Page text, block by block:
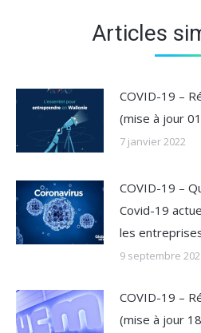
Articles
COVID-19 –
(mise à jour
7 janvier 2022
COVID-19 –
Covid-19
les
9 septembre
COVID-19 –
(mise à jour